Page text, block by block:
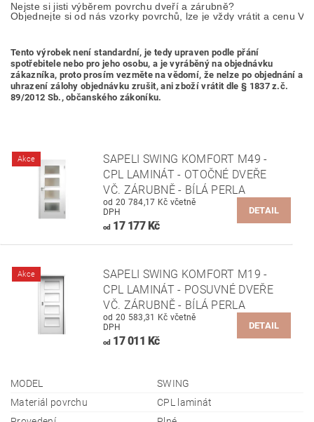
Nejste si jisti výběrem povrchu dveří a zárubně?
Objednejte si od nás vzorky povrchů, lze je vždy vrátit a cenu
Tento výrobek není standardní, je tedy upraven podle přání
spotřebitele nebo pro jeho osobu, a je vyráběný na objednávku
zákazníka, proto prosím vezměte na vědomí, že nelze po objednání a
uhrazení zálohy objednávku zrušit, ani zboží vrátit dle § 1837 z.č.
89/2012 Sb., občanského zákoníku.
Akce
SAPELI SWING KOMFORT M49 -
CPL LAMINÁT - OTOČNÉ DVEŘE
VČ. ZÁRUBNĚ - BÍLÁ PERLA
od 20 784,17 Kč včetně
DPH
od17 177 Kč
DETAIL
Akce
SAPELI SWING KOMFORT M19 -
CPL LAMINÁT - POSUVNÉ DVEŘE
VČ. ZÁRUBNĚ - BÍLÁ PERLA
od 20 583,31 Kč včetně
DPH
od17 011 Kč
DETAIL
MODEL
SWING
Materiál povrchu
CPL laminát